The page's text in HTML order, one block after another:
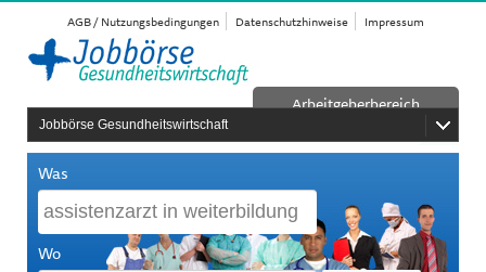
AGB / Nutzungsbedingungen Datenschutzhinweise Impressum
Jobbörse Gesundheitswirtschaft
Arbeitgeberbereich
Was
Wo